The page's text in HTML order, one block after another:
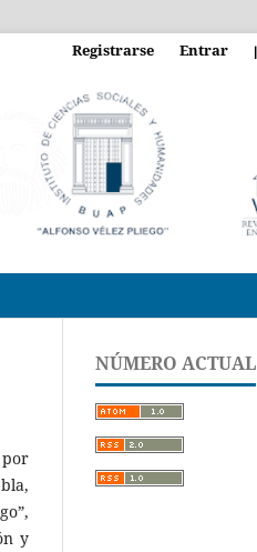
Registrarse Entrar
y
NÚMERO ACTUAL